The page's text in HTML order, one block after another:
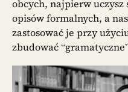
obcych, najpierw uczysz
opisów formalnych, a
zastosować je przy
zbudować